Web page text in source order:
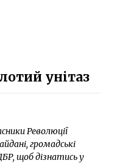
унітаз
Революції
громадські
щоб дізнатись у